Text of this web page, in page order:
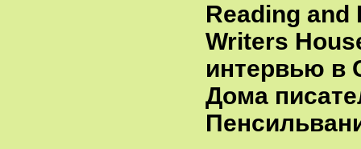
Reading and
Writers
интервью в
Дома